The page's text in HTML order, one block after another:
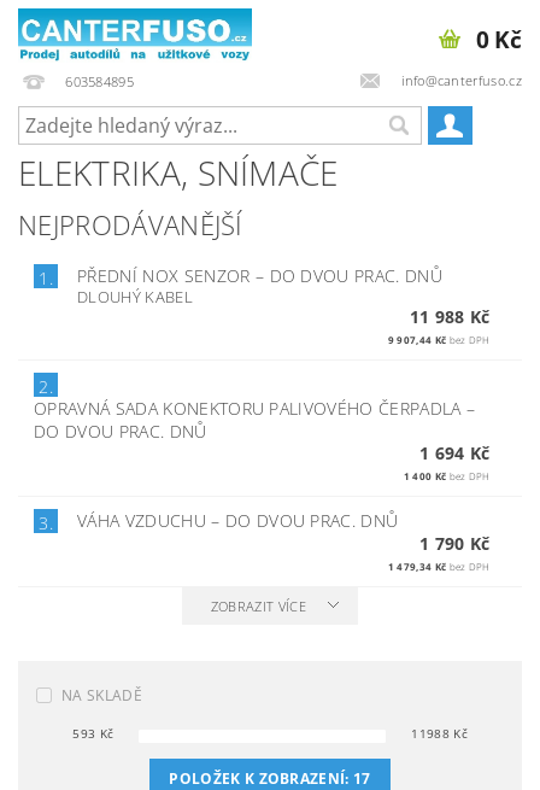
603584895 info@canterfuso.cz
0 Kč
ELEKTRIKA, SNÍMAČE
NEJPRODÁVANĚJŠÍ
1. PŘEDNÍ NOX SENZOR – DO DVOU PRAC. DNŮ
DLOUHÝ KABEL
11 988 Kč
9 907,44 Kč bez DPH
2.
OPRAVNÁ SADA KONEKTORU PALIVOVÉHO ČERPADLA –
DO DVOU PRAC. DNŮ
1 694 Kč
1 400 Kč bez DPH
3. VÁHA VZDUCHU– DO DVOU PRAC. DNŮ
1 790 Kč
1 479,34 Kč bez DPH
ZOBRAZIT VÍCE
NA SKLADĚ
593 Kč 11988 Kč
POLOŽEK K ZOBRAZENÍ: 17